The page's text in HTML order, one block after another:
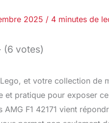
2025 / 4 minutes de
(6 votes)
et votre collection de
et pratique pour exposer
AMG F1 42171 vient